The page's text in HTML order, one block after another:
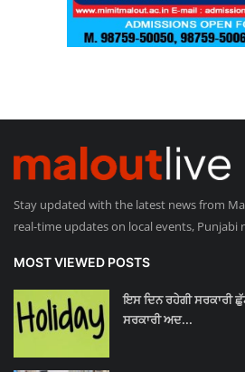
Stay updated with the latest news from
real-time updates on local events, Punjabi
MOST VIEWED POSTS
ਇਸ ਦਿਨ ਰਹੇਗੀ ਸਰਕਾਰੀ
ਸਰਕਾਰੀ ਅਦ...